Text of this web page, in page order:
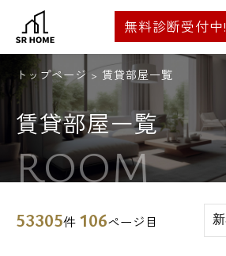
無料診断受付中!
トップページ 賃貸部屋一覧
賃貸部屋一覧
ROOM
53305件 106ページ目